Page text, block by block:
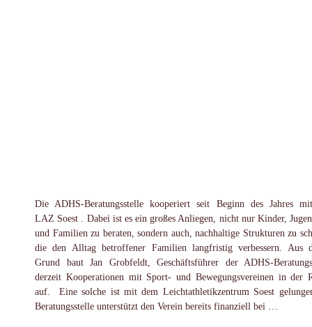
Die ADHS-Beratungsstelle kooperiert seit Beginn des Jahres
LAZ Soest . Dabei ist es ein großes Anliegen, nicht nur Kinder,
und Familien zu beraten, sondern auch, nachhaltige Strukturen zu
die den Alltag betroffener Familien langfristig verbessern. Aus
Grund baut Jan Grobfeldt, Geschäftsführer der ADHS-
derzeit Kooperationen mit Sport- und Bewegungsvereinen in der
auf. Eine solche ist mit dem Leichtathletikzentrum Soest
Beratungsstelle unterstützt den Verein bereits finanziell bei …